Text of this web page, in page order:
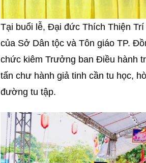
Tại buổi lễ, Đại đức Thích Thiện
của Sở Dân tộc và Tôn giáo TP.
chức kiêm Trưởng ban Điều hành
tấn chư hành giả tinh cần tu học,
đường tu tập.